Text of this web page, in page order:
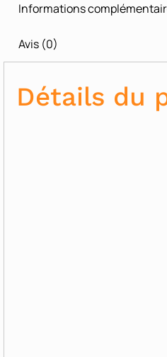
Informations
Avis (0)
Détails du